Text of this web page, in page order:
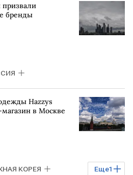
бренды
Hazzys
в Москве
Еще1
КОРЕЯ